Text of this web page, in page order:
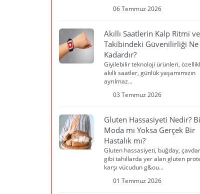
06 Temmuz 2026
Akıllı Saatlerin Kalp Ritmi
Takibindeki Güvenilirliği Ne
Kadardır?
Giyilebilir teknoloji ürünleri,
akıllı saatler, günlük yaşamımızın
ayrılmaz...
03 Temmuz 2026
Gluten Hassasiyeti Nedir?
Moda mı Yoksa Gerçek Bir
Hastalık mı?
Gluten hassasiyeti, buğday,
gibi tahıllarda yer alan gluten
karşı vücudun g&ou...
01 Temmuz 2026